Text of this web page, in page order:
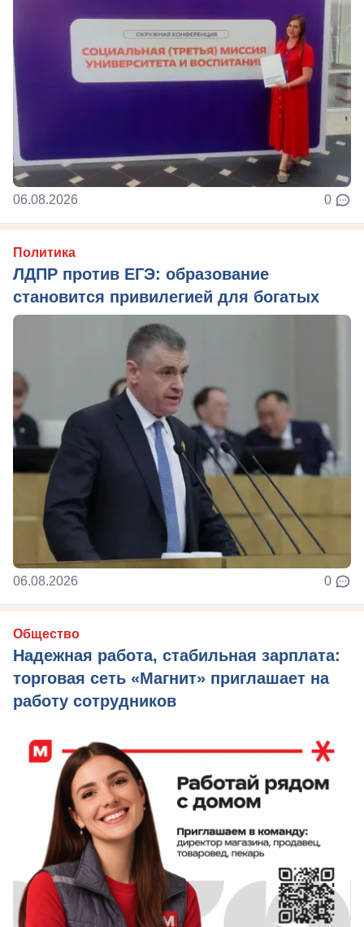
06.08.2026 0
Политика
ЛДПР против ЕГЭ: образование
становится привилегией для богатых
06.08.2026 0
Общество
Надежная работа, стабильная зарплата:
торговая сеть «Магнит» приглашает на
работу сотрудников